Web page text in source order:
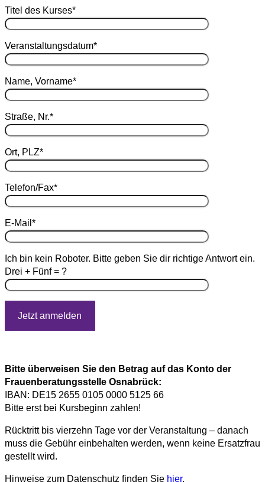
Titel des Kurses*
Veranstaltungsdatum*
Name, Vorname*
Straße, Nr.*
Ort, PLZ*
Telefon/Fax*
E-Mail*
Ich bin kein Roboter. Bitte geben Sie dir richtige Antwort ein.
Drei + Fünf = ?
Bitte überweisen Sie den Betrag auf das Konto der
Frauenberatungsstelle Osnabrück:
IBAN: DE15 2655 0105 0000 5125 66
Bitte erst bei Kursbeginn zahlen!
Rücktritt bis vierzehn Tage vor der Veranstaltung – danach
muss die Gebühr einbehalten werden, wenn keine Ersatzfrau
gestellt wird.
Hinweise zum Datenschutz finden Sie hier.